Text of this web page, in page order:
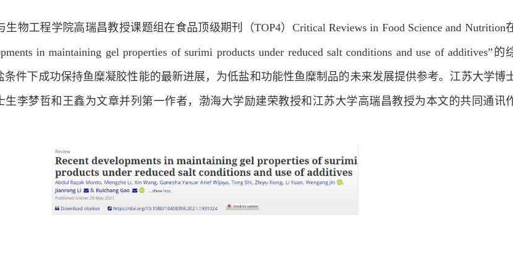
物工程学院高瑞昌教授课题组在食品顶级期刊（TOP4）Critical Reviews in Food Science and Nutrition
in maintaining gel properties of surimi products under reduced salt conditions and use of additives”的
件下成功保持鱼糜凝胶性能的最新进展，为低盐和功能性鱼糜制品的未来发展提供参考。江苏大学博
生李梦哲和王鑫为文章并列第一作者，渤海大学励建荣教授和江苏大学高瑞昌教授为本文的共同通讯